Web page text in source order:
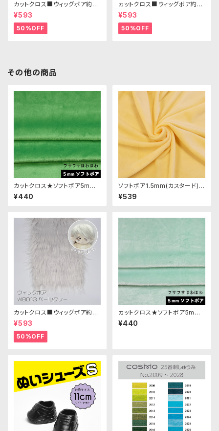
カットクロス■ウィッグボア約8c
m(プラチナブロンド)WB011 ボ
ア生地 25cm × 45cm
¥593
50%OFF
カットクロス■ウィッグボア約8c
m(アッシュブロンド)WB015 ボ
ア生地 25cm × 45cm
¥593
50%OFF
その他の商品
カットクロス★ソフトボア5mm
(ブライトグリーン)LB010 ボア
生地 50cm × 45cm
¥440
ソフトボア1.5mm(カスタード)S
B037ぬいぐるみ用短毛ボア生
地 20cm
¥539
カットクロス■ウィッグボア約8c
m(ペールグレー)WB013 ボア
生地 25cm × 45cm
¥593
50%OFF
カットクロス★ソフトボア5mm
(ミント)LB011 ボア生地 50cm
× 45cm
¥440